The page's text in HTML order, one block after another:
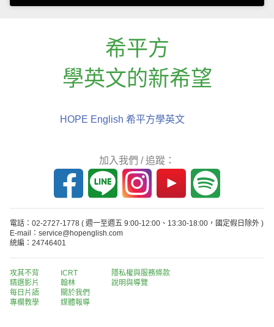
希平方
學英文的新希望
HOPE English 希平方學英文
加入我們 / 追蹤：
電話：02-2727-1778 ( 週一至週五 9:00-12:00、13:30-18:00，國定假日除外 )
E-mail：service@hopenglish.com
統編：24746401
攻其不背
精選影片
每日片語
專欄教學
ICRT
翰林
關於我們
媒體報導
隱私權與服務條款
說明與導覽